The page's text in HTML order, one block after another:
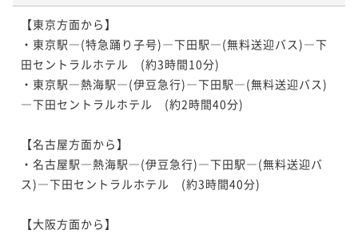
【東京方面から】
・東京駅―(特急踊り子号)―下田駅―(無料送迎バス)―下
田セントラルホテル　(約3時間10分)
・東京駅―熱海駅―(伊豆急行)―下田駅―(無料送迎バス)
―下田セントラルホテル　(約2時間40分)
【名古屋方面から】
・名古屋駅―熱海駅―(伊豆急行)―下田駅―(無料送迎バ
ス)―下田セントラルホテル　(約3時間40分)
【大阪方面から】